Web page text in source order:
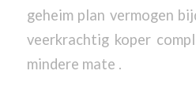
geheim plan vermogen
veerkrachtig koper
mindere mate .